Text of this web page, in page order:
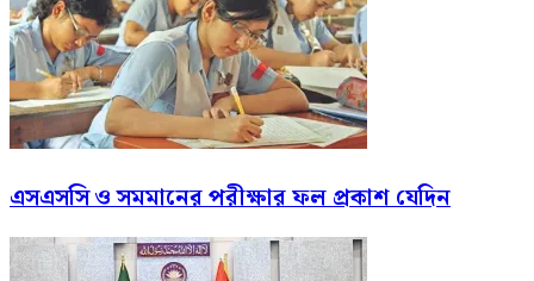
এসএসসি ও সমমানের পরীক্ষার ফল প্রকাশ যেদিন